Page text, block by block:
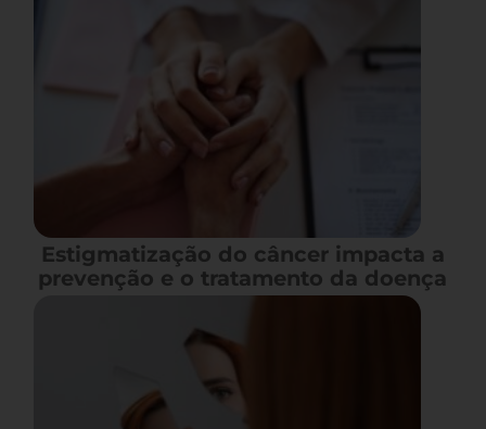
Estigmatização do câncer impacta a
prevenção e o tratamento da doença